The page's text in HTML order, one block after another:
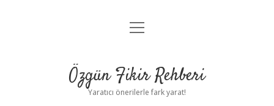
Gizlilik Politikası
Yasal Uyarı
menüyü
Özgün Fikir Rehberi
Yaratıcı önerilerle fark yarat!